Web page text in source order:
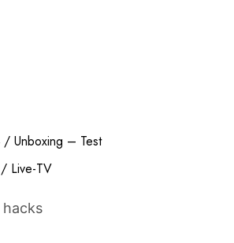
Unboxing – Test
Live-TV
hacks